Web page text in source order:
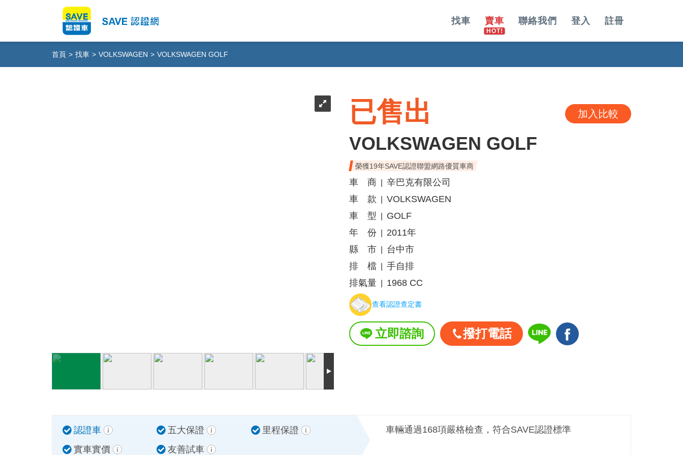
找車 賣車 聯絡我們 登入 註冊
首頁 > 找車 > VOLKSWAGEN > VOLKSWAGEN GOLF
已售出 加入比較
VOLKSWAGEN GOLF
榮獲19年SAVE認證聯盟網路優質車商
車 商
辛巴克有限公司
車 款
VOLKSWAGEN
車 型
GOLF
年 份
2011年
縣 市
台中市
排 檔
手自排
排氣量
1968 CC
查看認證查定書
立即諮詢 撥打電話
認證車 五大保證
里程保證
實車實價
友善試車
車輛通過168項嚴格檢查，符合SAVE認證標準